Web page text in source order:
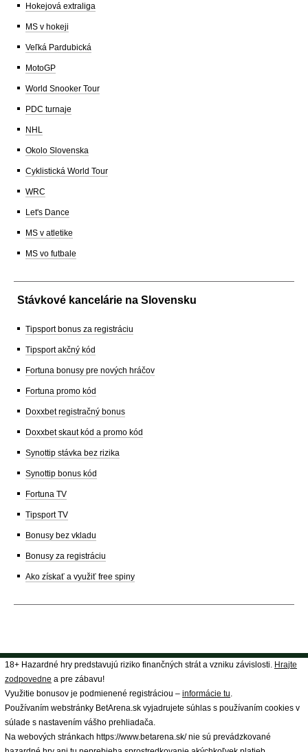
Hokejová extraliga
MS v hokeji
Veľká Pardubická
MotoGP
World Snooker Tour
PDC turnaje
NHL
Okolo Slovenska
Cyklistická World Tour
WRC
Let's Dance
MS v atletike
MS vo futbale
Stávkové kancelárie na Slovensku
Tipsport bonus za registráciu
Tipsport akčný kód
Fortuna bonusy pre nových hráčov
Fortuna promo kód
Doxxbet registračný bonus
Doxxbet skaut kód a promo kód
Synottip stávka bez rizika
Synottip bonus kód
Fortuna TV
Tipsport TV
Bonusy bez vkladu
Bonusy za registráciu
Ako získať a využiť free spiny
18+ Hazardné hry predstavujú riziko finančných strát a vzniku závislosti. Hrajte
zodpovedne a pre zábavu!
Využitie bonusov je podmienené registráciou – informácie tu
Používaním webstránky BetArena.sk vyjadrujete súhlas s používaním cookies v
súlade s nastavením vášho prehliadača.
Na webových stránkach https://www.betarena.sk/ nie sú prevádzkované